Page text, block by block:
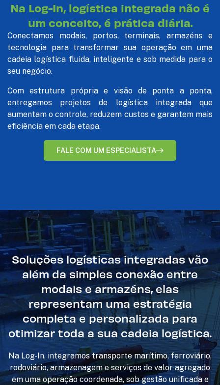
Na Log-In, logística integrada não é
um conceito, é prática diária.
Conectamos modais, portos, terminais, armazéns e
tecnologia para transformar sua operação em uma
cadeia logística fluida, inteligente e sob medida para o
seu negócio.
Com estrutura própria e visão de ponta a ponta,
entregamos projetos de logística integrada que
aumentam o controle, reduzem custos e garantem mais
eficiência em cada etapa.
FALE COM UM ESPECIALISTA
Soluções logísticas integradas vão
além da simples conexão entre
modais e armazéns, elas
representam uma estratégia
completa e personalizada para
otimizar toda a sua cadeia logística.
Na Log-In, integramos transporte marítimo, ferroviário,
rodoviário, armazenagem e serviços de valor agregado
em uma operação coordenada, sob gestão unificada e